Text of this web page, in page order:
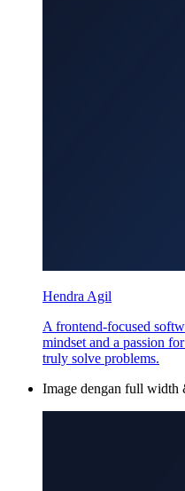
Hendra Agil
A frontend-focused
mindset and a passion
truly solve problems.
Image dengan full width